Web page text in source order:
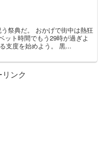
祭典だ。 おかげで街中は熱狂
ト時間でもう29時が過ぎよ
支度を始めよう。 黒...
ンク